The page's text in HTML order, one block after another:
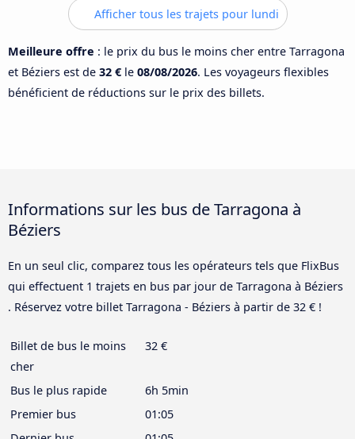
Afficher tous les trajets pour lundi
Meilleure offre : le prix du bus le moins cher entre Tarragona
et Béziers est de 32 € le 08/08/2026. Les voyageurs flexibles
bénéficient de réductions sur le prix des billets.
Informations sur les bus de Tarragona à
Béziers
En un seul clic, comparez tous les opérateurs tels que FlixBus
qui effectuent 1 trajets en bus par jour de Tarragona à Béziers
. Réservez votre billet Tarragona - Béziers à partir de 32 € !
Billet de bus le moins
cher
32 €
Bus le plus rapide
6h 5min
Premier bus
01:05